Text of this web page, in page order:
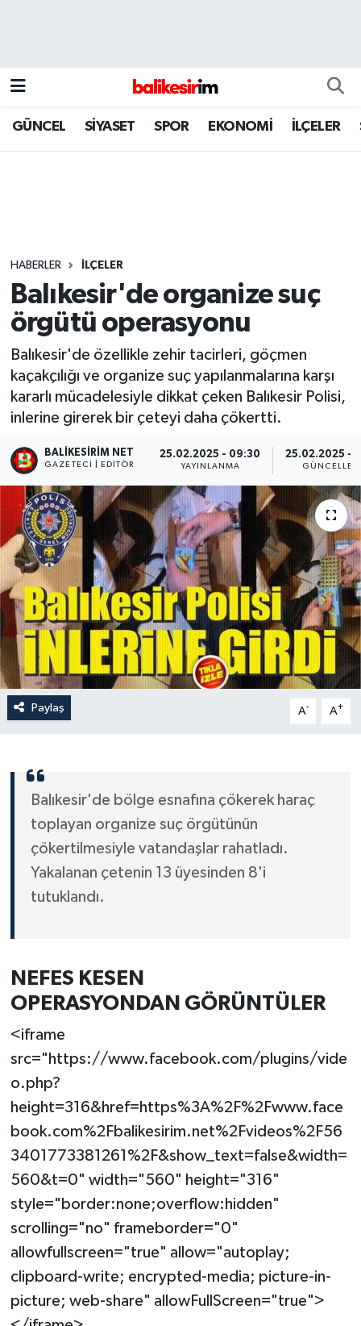
GÜNCEL SİYASET SPOR EKONOMİ İLÇELER
HABERLER İLÇELER
Balıkesir'de organize suç
örgütü operasyonu
Balıkesir'de özellikle zehir tacirleri, göçmen
kaçakçılığı ve organize suç yapılanmalarına karşı
kararlı mücadelesiyle dikkat çeken Balıkesir Polisi,
inlerine girerek bir çeteyi daha çökertti.
BALIKESIRIM NET
GAZETECI | EDITÖR
25.02.2025 - 09:30
YAYINLANMA
25.02.2025 -
Paylaş A- A+
Balıkesir'de bölge esnafına çökerek haraç
toplayan organize suç örgütünün
çökertilmesiyle vatandaşlar rahatladı.
Yakalanan çetenin 13 üyesinden 8'i
tutuklandı.
NEFES KESEN
OPERASYONDAN GÖRÜNTÜLER
<iframe
src="https://www.facebook.com/plugins/vide
o.php?
height=316&href=https%3A%2F%2Fwww.face
book.com%2Fbalikesirim.net%2Fvideos%2F56
3401773381261%2F&show_text=false&width=
560&t=0" width="560" height="316"
style="border:none;overflow:hidden"
scrolling="no" frameborder="0"
allowfullscreen="true" allow="autoplay;
clipboard-write; encrypted-media; picture-in-
picture; web-share" allowFullScreen="true">